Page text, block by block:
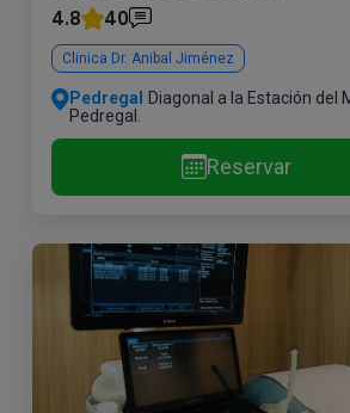
4.8
40
Clinica Dr. Anibal Jiménez
Pedregal
Diagonal a la Estación del
Pedregal.
Reservar